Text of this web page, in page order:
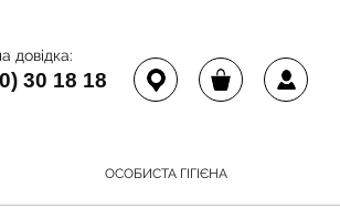
довідка:
30 18 18
ОСОБИСТА ГІГІЄНА